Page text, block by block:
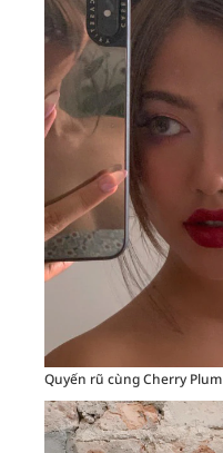
Quyến rũ cùng Cherry Plum